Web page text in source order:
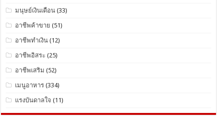
มนุษย์เงินเดือน (33)
อาชีพค้าขาย (51)
อาชีพทำเงิน (12)
อาชีพอิสระ (25)
อาชีพเสริม (52)
เมนูอาหาร (334)
แรงบันดาลใจ (11)